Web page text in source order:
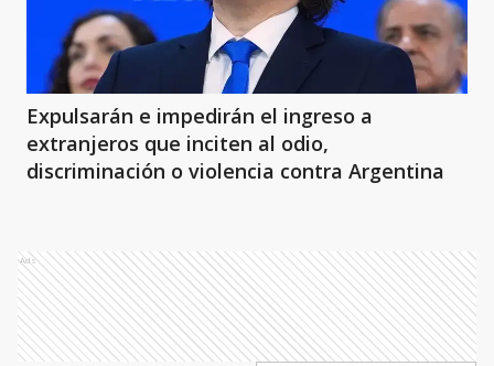
Expulsarán e impedirán el ingreso a
extranjeros que inciten al odio,
discriminación o violencia contra Argentina
Ads